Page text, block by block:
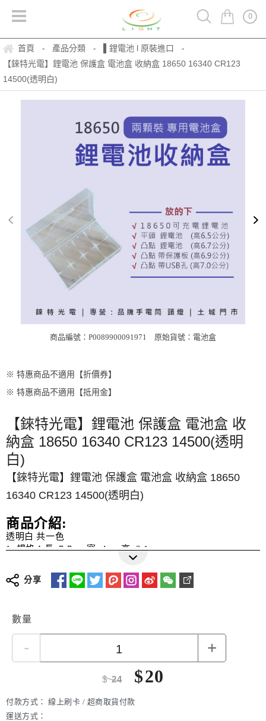
0
首頁 - 產品分類 - ▌鋰電池 l 原裝進口 -
【錸特光電】鋰電池 保護盒 電池盒 收納盒 18650 16340 CR123
14500(透明白)
商品編號：P0089900091971 原始貨號：電池盒
※ 特惠商品不適用【折價券】
※ 特惠商品不適用【抵用金】
【錸特光電】鋰電池 保護盒 電池盒 收
納盒 18650 16340 CR123 14500(透明
白)
【錸特光電】鋰電池 保護盒 電池盒 收納盒 18650
16340 CR123 14500(透明白)
商品介紹:
透明白 共一色
1. 規格：長: 7.7cm 寬: 4cm 高: 2.1cm
2. 適用範圍： 1 or 2顆 18650 鋰電池(18650電池都適用) 或 1
~4節16340/CR123A鋰電池
分享
數量
- +
$24 $20
付款方式： 線上刷卡 / 超商取貨付款
運送方式：